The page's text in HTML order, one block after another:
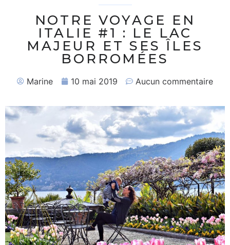
NOTRE VOYAGE EN
ITALIE #1 : LE LAC
MAJEUR ET SES ÎLES
BORROMÉES
Marine 10 mai 2019 Aucun commentaire